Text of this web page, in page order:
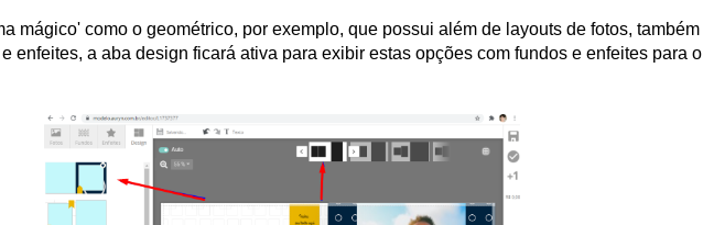
mágico' como o geométrico, por exemplo, que possui além de layouts de fotos, também
enfeites, a aba design ficará ativa para exibir estas opções com fundos e enfeites para o